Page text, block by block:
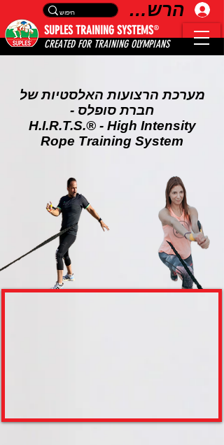
SUPLES TRAINING SYSTEMS®
הרשמה
CREATED FOR TRAINING OLYMPIANS
מערכת הרצועות האלסטיות של
חברת סופלס -
H.I.R.T.S.® - High Intensity
Rope Training System